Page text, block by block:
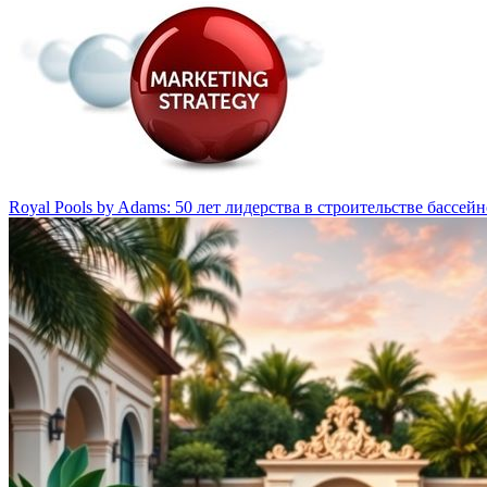
Royal Pools by Adams: 50 лет лидерства в строительстве